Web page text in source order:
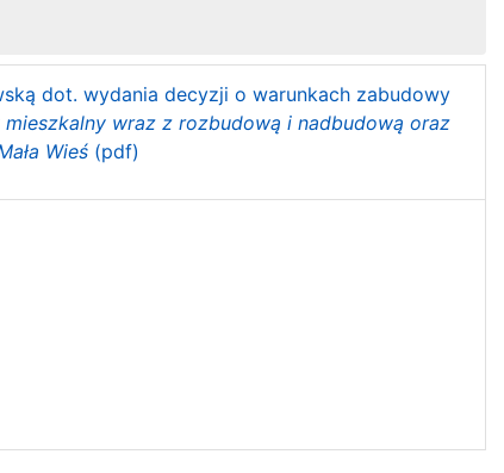
dot. wydania decyzji o warunkach zabudowy
wraz z rozbudową i nadbudową oraz
Wieś (pdf)